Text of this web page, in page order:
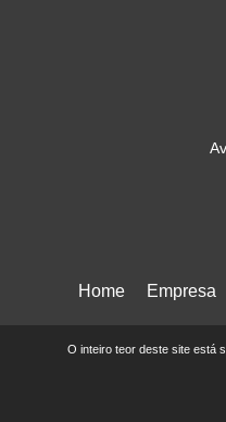
Home Empresa
O inteiro teor deste site está